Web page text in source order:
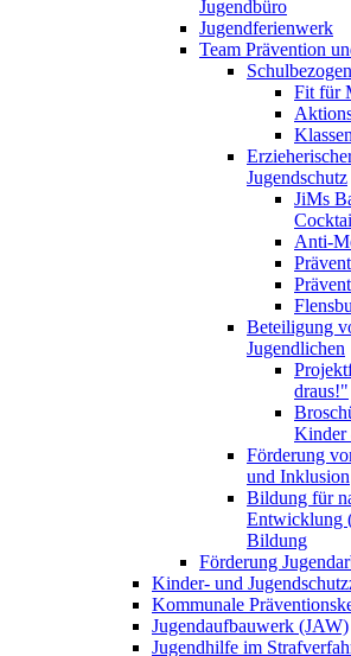
Jugendbüro
Jugendferienwerk
Team Prävention
Fit für
Jugendschutz
JiMs
Anti-
Beteiligung
Jugendlichen
draus!"
Kinder
Förderung
und Inklusion
Bildung für
Entwicklung
Bildung
Förderung
Kinder- und
Kommunale
Jugendaufbauwerk (JAW)
Jugendhilfe im